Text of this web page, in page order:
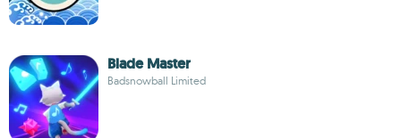
Blade Master
Badsnowball Limited